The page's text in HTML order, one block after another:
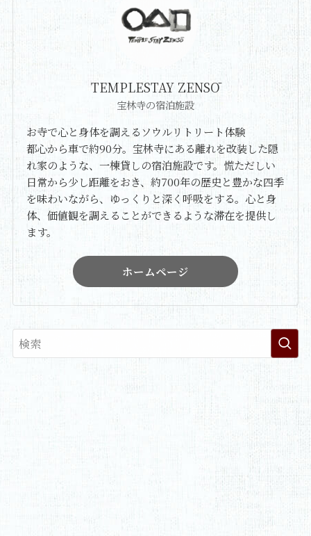
TEMPLESTAY ZENSŌ
宝林寺の宿泊施設
お寺で心と身体を調えるソウルリトリート体験
都心から車で約90分。宝林寺にある離れを改装した隠
れ家のような、一棟貸しの宿泊施設です。慌ただしい
日常から少し距離をおき、約700年の歴史と豊かな四季
を味わいながら、ゆっくりと深く呼吸をする。心と身
体、価値観を調えることができるような滞在を提供し
ます。
ホームページ